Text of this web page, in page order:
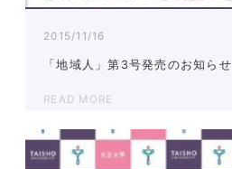
2015/11/16
「地域人」第3号発売のお知らせ
READ MORE